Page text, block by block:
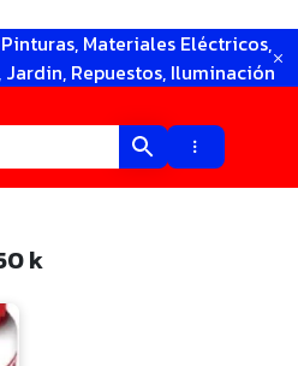
Materiales Eléctricos,
Repuestos, Iluminación
k